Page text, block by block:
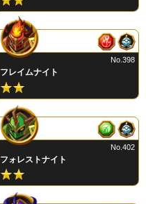
フレイムナイト
No.398
フォレストナイト
No.402